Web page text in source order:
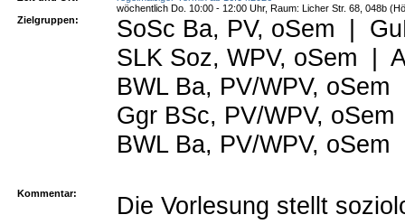
wöchentlich Do. 10:00 - 12:00 Uhr, Raum: Licher Str. 68, 048b
Zielgruppen:
SoSc Ba, PV, oSem |
SLK Soz, WPV, oSem |
BWL Ba, PV/WPV, oSem
Ggr BSc, PV/WPV, oSem
BWL Ba, PV/WPV, oSem
Kommentar:
Die Vorlesung stellt